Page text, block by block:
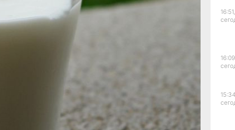
от ООО
в Управлении
Злость
16:51,